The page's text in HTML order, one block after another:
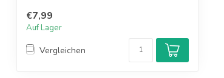
€7,99
Auf Lager
Vergleichen